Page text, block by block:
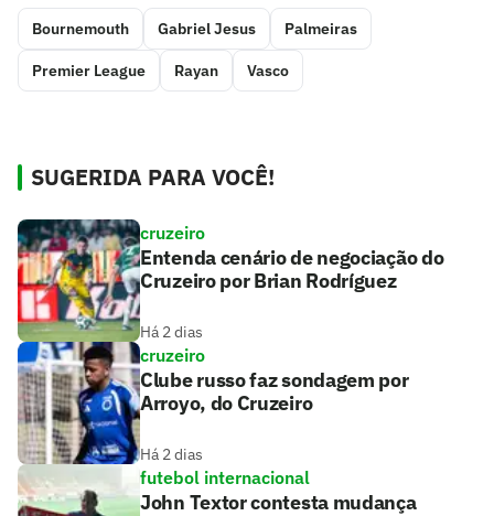
Bournemouth Gabriel Jesus Palmeiras
Premier League Rayan Vasco
SUGERIDA PARA VOCÊ!
cruzeiro
Entenda cenário de negociação do
Cruzeiro por Brian Rodríguez
Há 2 dias
cruzeiro
Clube russo faz sondagem por
Arroyo, do Cruzeiro
Há 2 dias
futebol internacional
John Textor contesta mudança